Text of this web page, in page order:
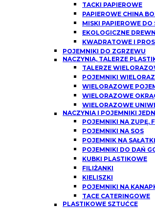
TACKI PAPIEROWE
PAPIEROWE CHINA
MISKI PAPIEROWE DO
EKOLOGICZNE
KWADRATOWE I
POJEMNIKI DO ZGRZEWU
NACZYNIA, TALERZE
TALERZE
POJEMNIKI
WIELORAZOWE
WIELORAZOWE
WIELORAZOWE
NACZYNIA I POJEMNIKI
POJEMNIKI NA ZUPĘ,
POJEMNIKI NA SOS
POJEMNIK NA
POJEMNIKI DO DAŃ
KUBKI PLASTIKOWE
FILIŻANKI
KIELISZKI
POJEMNIKI NA
TACE CATERINGOWE
PLASTIKOWE SZTUĆCE